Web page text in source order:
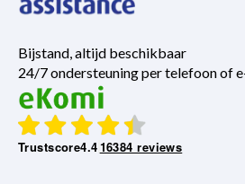
Bijstand, altijd beschikbaar
24/7 ondersteuning per telefoon of
Trustscore4.416384 reviews